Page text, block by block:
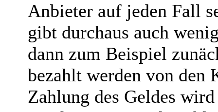
Anbieter auf jeden Fall
gibt durchaus auch
dann zum Beispiel
bezahlt werden von den
Zahlung des Geldes